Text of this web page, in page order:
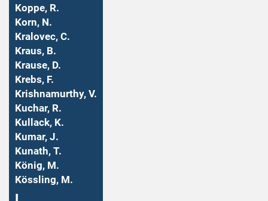
Koppe, R.
Korn, N.
Kralovec, C.
Kraus, B.
Krause, D.
Krebs, F.
Krishnamurthy, V.
Kuchar, R.
Kullack, K.
Kumar, J.
Kunath, T.
König, M.
Kössling, M.